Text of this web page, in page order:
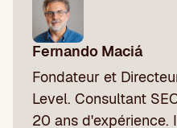
Fernando Maciá
Fondateur et
Level. Consultant
20 ans d'expérience.